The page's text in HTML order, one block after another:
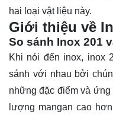
hai loại vật liệu này.
Giới thiệu về
So sánh Inox 201
Khi nói đến inox, inox
sánh với nhau bởi
những đặc điểm và
lượng mangan cao